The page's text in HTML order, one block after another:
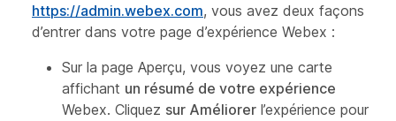
https://admin.webex.com, vous avez deux façons
d’entrer dans votre page d’expérience Webex :
Sur la page Aperçu, vous voyez une carte
affichant un résumé de votre expérience
Webex. Cliquez sur Améliorer l’expérience pour